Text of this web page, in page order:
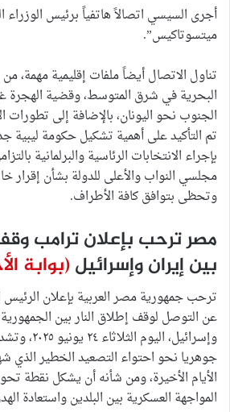
أجرى السيسي اتصالاً هاتفياً برئيس الوزراء
ميتسوتاكيس”.
تناول الاتصال أيضاً ملفات إقليمية مهمة،
البحرية في شرق المتوسط، وقضية الهجرة
الجنوب نحو اليونان، بالإضافة إلى تطورات
تم التأكيد على أهمية تشكيل حكومة
بإجراء الانتخابات الرئاسية والبرلمانية
مجلسي النواب والأعلى للدولة بشأن إقرار
وتحظى بتوافق كافة الأطراف.
مصر ترحب بإعلان ترامب
بين إيران وإسرائيل(بوابة
ترحب جمهورية مصر العربية بإعلان الرئيس
عن التوصل لوقف إطلاق النار بين الجمهورية
وإسرائيل،
جوهريا نحو احتواء التصعيد الخطير الذي
الأيام الأخيرة، ومن شأنه أن يشكل نقطة
المواجهة العسكرية بين البلدين واستعادة